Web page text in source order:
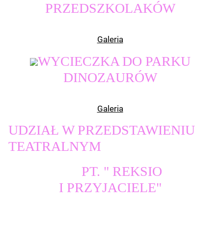
PRZEDSZKOLAKÓW
Galeria
WYCIECZKA DO PARKU
DINOZAURÓW
Galeria
UDZIAŁ W PRZEDSTAWIENIU
TEATRALNYM
PT. " REKSIO
I PRZYJACIELE"